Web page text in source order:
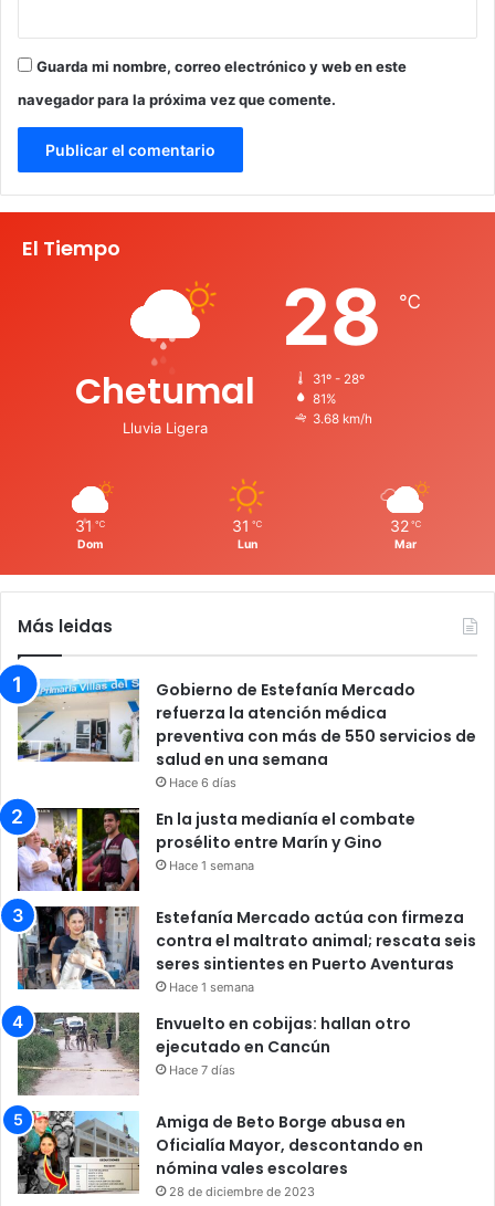
Guarda mi nombre, correo electrónico y web en este
navegador para la próxima vez que comente.
El Tiempo
Chetumal
Lluvia Ligera
28 ℃
31º - 28º
81%
3.68 km/h
31 ℃
Dom
31 ℃
Lun
32 ℃
Mar
Más leidas
Gobierno de Estefanía Mercado
refuerza la atención médica
preventiva con más de 550 servicios de
salud en una semana
Hace 6 días
En la justa medianía el combate
prosélito entre Marín y Gino
Hace 1 semana
Estefanía Mercado actúa con firmeza
contra el maltrato animal; rescata seis
seres sintientes en Puerto Aventuras
Hace 1 semana
Envuelto en cobijas: hallan otro
ejecutado en Cancún
Hace 7 días
Amiga de Beto Borge abusa en
Oficialía Mayor, descontando en
nómina vales escolares
28 de diciembre de 2023